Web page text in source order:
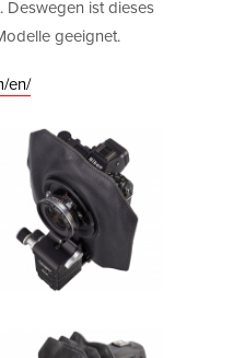
Deswegen ist dieses
geeignet.
en/